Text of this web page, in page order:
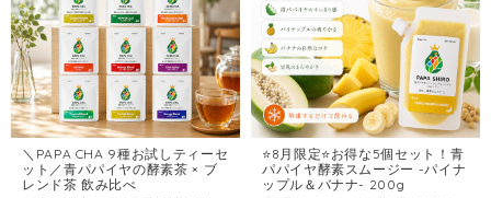
＼PAPA CHA 9種お試しティーセ
ット／青パパイヤの酵素茶 × ブ
レンド茶 飲み比べ
⭐️8月限定⭐️お得な5個セット！青
パパイヤ酵素スムージー -パイナ
ップル＆バナナ- 200g